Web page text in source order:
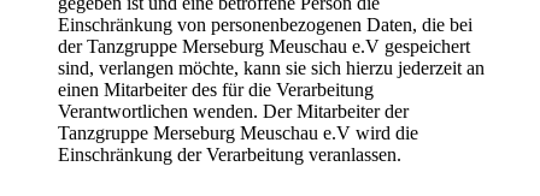
Einschränkung von personenbezogenen Daten, die bei
der Tanzgruppe Merseburg Meuschau e.V gespeichert
sind, verlangen möchte, kann sie sich hierzu jederzeit an
einen Mitarbeiter des für die Verarbeitung
Verantwortlichen wenden. Der Mitarbeiter der
Tanzgruppe Merseburg Meuschau e.V wird die
Einschränkung der Verarbeitung veranlassen.